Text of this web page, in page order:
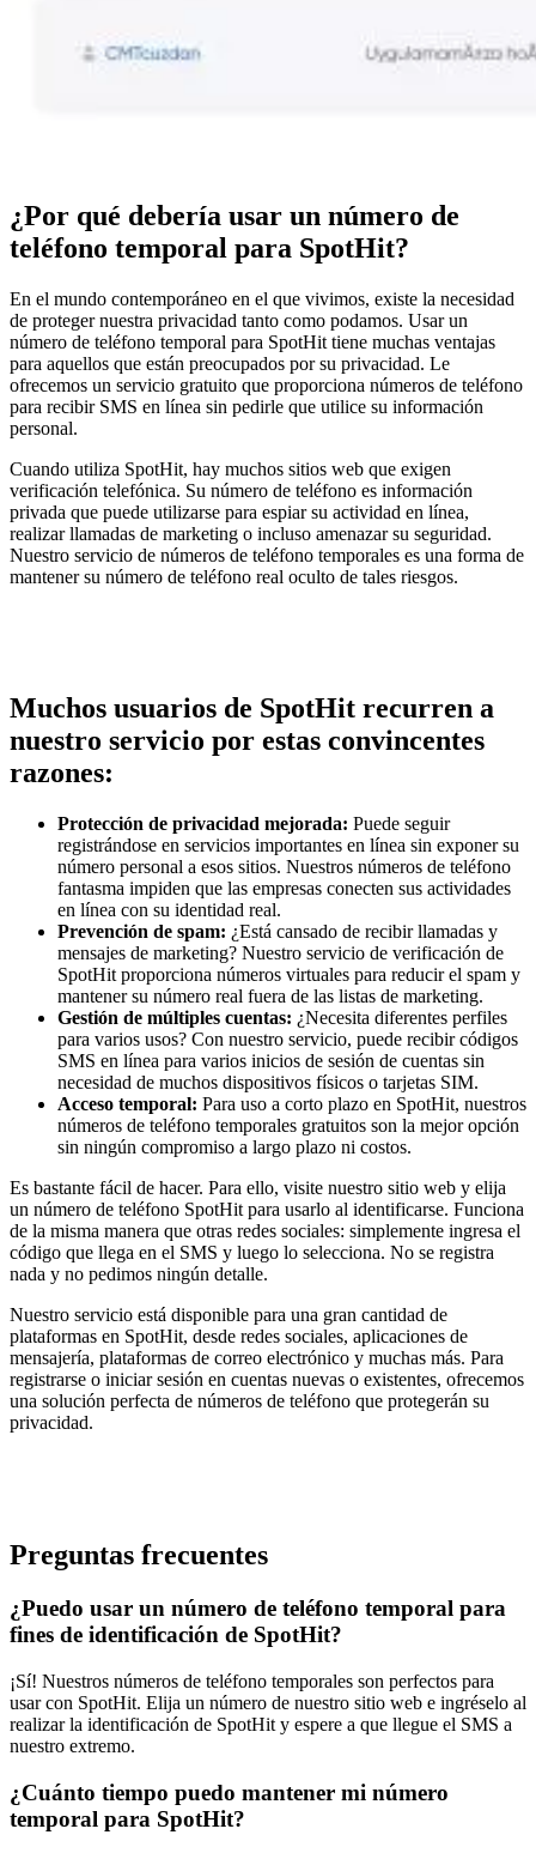
¿Por qué debería usar un número de
teléfono temporal para SpotHit?
En el mundo contemporáneo en el que vivimos, existe la necesidad
de proteger nuestra privacidad tanto como podamos. Usar un
número de teléfono temporal para SpotHit tiene muchas ventajas
para aquellos que están preocupados por su privacidad. Le
ofrecemos un servicio gratuito que proporciona números de teléfono
para recibir SMS en línea sin pedirle que utilice su información
personal.
Cuando utiliza SpotHit, hay muchos sitios web que exigen
verificación telefónica. Su número de teléfono es información
privada que puede utilizarse para espiar su actividad en línea,
realizar llamadas de marketing o incluso amenazar su seguridad.
Nuestro servicio de números de teléfono temporales es una forma de
mantener su número de teléfono real oculto de tales riesgos.
Muchos usuarios de SpotHit recurren a
nuestro servicio por estas convincentes
razones:
Protección de privacidad mejorada: Puede seguir
registrándose en servicios importantes en línea sin exponer su
número personal a esos sitios. Nuestros números de teléfono
fantasma impiden que las empresas conecten sus actividades
en línea con su identidad real.
Prevención de spam: ¿Está cansado de recibir llamadas y
mensajes de marketing? Nuestro servicio de verificación de
SpotHit proporciona números virtuales para reducir el spam y
mantener su número real fuera de las listas de marketing.
Gestión de múltiples cuentas: ¿Necesita diferentes perfiles
para varios usos? Con nuestro servicio, puede recibir códigos
SMS en línea para varios inicios de sesión de cuentas sin
necesidad de muchos dispositivos físicos o tarjetas SIM.
Acceso temporal: Para uso a corto plazo en SpotHit, nuestros
números de teléfono temporales gratuitos son la mejor opción
sin ningún compromiso a largo plazo ni costos.
Es bastante fácil de hacer. Para ello, visite nuestro sitio web y elija
un número de teléfono SpotHit para usarlo al identificarse. Funciona
de la misma manera que otras redes sociales: simplemente ingresa el
código que llega en el SMS y luego lo selecciona. No se registra
nada y no pedimos ningún detalle.
Nuestro servicio está disponible para una gran cantidad de
plataformas en SpotHit, desde redes sociales, aplicaciones de
mensajería, plataformas de correo electrónico y muchas más. Para
registrarse o iniciar sesión en cuentas nuevas o existentes, ofrecemos
una solución perfecta de números de teléfono que protegerán su
privacidad.
Preguntas frecuentes
¿Puedo usar un número de teléfono temporal para
fines de identificación de SpotHit?
¡Sí! Nuestros números de teléfono temporales son perfectos para
usar con SpotHit. Elija un número de nuestro sitio web e ingréselo al
realizar la identificación de SpotHit y espere a que llegue el SMS a
nuestro extremo.
¿Cuánto tiempo puedo mantener mi número
temporal para SpotHit?